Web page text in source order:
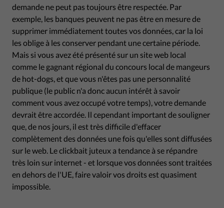
demande ne peut pas toujours être respectée. Par
exemple, les banques peuvent ne pas être en mesure de
supprimer immédiatement toutes vos données, car la loi
les oblige à les conserver pendant une certaine période.
Mais si vous avez été présenté sur un site web local
comme le gagnant régional du concours local de mangeurs
de hot-dogs, et que vous n'êtes pas une personnalité
publique (le public n'a donc aucun intérêt à savoir
comment vous avez occupé votre temps), votre demande
devrait être accordée. Il cependant important de souligner
que, de nos jours, il est très difficile d'effacer
complètement des données une fois qu'elles sont diffusées
sur le web. Le clickbait juteux a tendance à se répandre
très loin sur internet - et lorsque vos données sont traitées
en dehors de l'UE, faire valoir vos droits est quasiment
impossible.